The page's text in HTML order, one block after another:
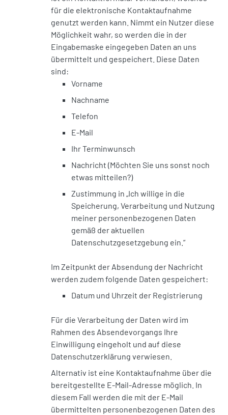
für die elektronische Kontaktaufnahme
genutzt werden kann. Nimmt ein Nutzer diese
Möglichkeit wahr, so werden die in der
Eingabemaske eingegeben Daten an uns
übermittelt und gespeichert. Diese Daten
sind:
Vorname
Nachname
Telefon
E-Mail
Ihr Terminwunsch
Nachricht (Möchten Sie uns sonst noch
etwas mitteilen?)
Zustimmung in „Ich willige in die
Speicherung, Verarbeitung und Nutzung
meiner personenbezogenen Daten
gemäß der aktuellen
Datenschutzgesetzgebung ein.“
Im Zeitpunkt der Absendung der Nachricht
werden zudem folgende Daten gespeichert:
Datum und Uhrzeit der Registrierung
Für die Verarbeitung der Daten wird im
Rahmen des Absendevorgangs Ihre
Einwilligung eingeholt und auf diese
Datenschutzerklärung verwiesen.
Alternativ ist eine Kontaktaufnahme über die
bereitgestellte E-Mail-Adresse möglich. In
diesem Fall werden die mit der E-Mail
übermittelten personenbezogenen Daten des